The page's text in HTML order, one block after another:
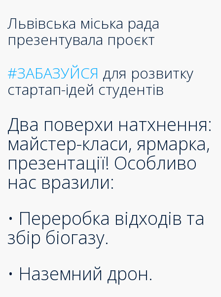
Львівська міська рада
презентувала проєкт
#ЗАБАЗУЙСЯ для розвитку
стартап-ідей студентів
Два поверхи натхнення:
майстер-класи, ярмарка,
презентації! Особливо
нас вразили:
• Переробка відходів та
збір біогазу.
• Наземний дрон.